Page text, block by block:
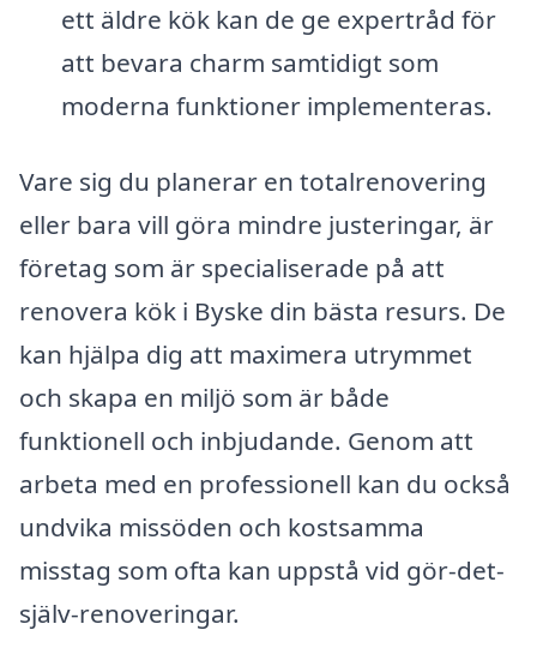
ett äldre kök kan de ge expertråd för
att bevara charm samtidigt som
moderna funktioner implementeras.
Vare sig du planerar en totalrenovering
eller bara vill göra mindre justeringar, är
företag som är specialiserade på att
renovera kök i Byske din bästa resurs. De
kan hjälpa dig att maximera utrymmet
och skapa en miljö som är både
funktionell och inbjudande. Genom att
arbeta med en professionell kan du också
undvika missöden och kostsamma
misstag som ofta kan uppstå vid gör-det-
själv-renoveringar.